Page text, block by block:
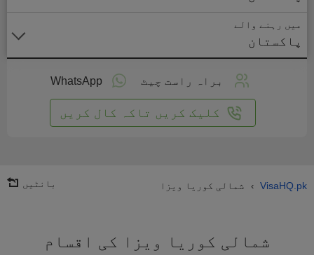
میں رہنے والے
پاکستان
براہ راست چیٹ WhatsApp
کلیک کریں تاکہ کال کریں
VisaHQ.pk
› شمالی کوریا ویزا بانٹیں
شمالی کوریا ویزا کی اقسام